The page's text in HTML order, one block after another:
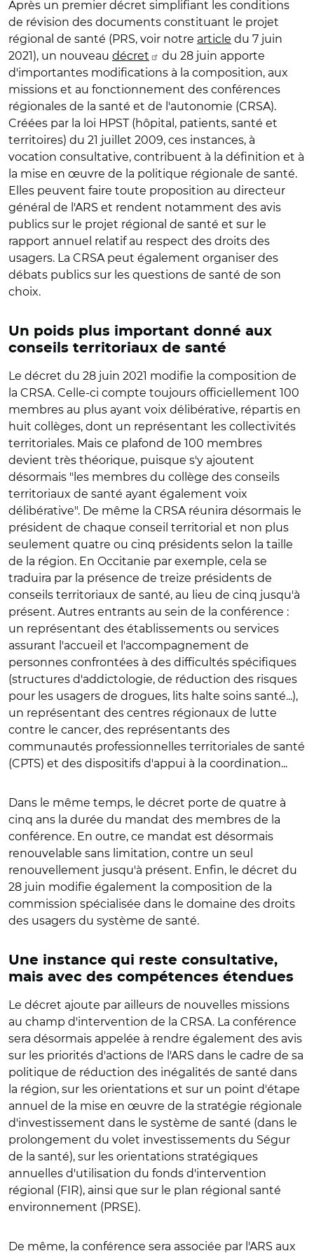
Après un premier décret simplifiant les conditions
de révision des documents constituant le projet
régional de santé (PRS, voir notre article du 7 juin
2021), un nouveau décret
du 28 juin apporte
d'importantes modifications à la composition, aux
missions et au fonctionnement des conférences
régionales de la santé et de l'autonomie (CRSA).
Créées par la loi HPST (hôpital, patients, santé et
territoires) du 21 juillet 2009, ces instances, à
vocation consultative, contribuent à la définition et à
la mise en œuvre de la politique régionale de santé.
Elles peuvent faire toute proposition au directeur
général de l'ARS et rendent notamment des avis
publics sur le projet régional de santé et sur le
rapport annuel relatif au respect des droits des
usagers. La CRSA peut également organiser des
débats publics sur les questions de santé de son
choix.
Un poids plus important donné aux
conseils territoriaux de santé
Le décret du 28 juin 2021 modifie la composition de
la CRSA. Celle-ci compte toujours officiellement 100
membres au plus ayant voix délibérative, répartis en
huit collèges, dont un représentant les collectivités
territoriales. Mais ce plafond de 100 membres
devient très théorique, puisque s'y ajoutent
désormais "les membres du collège des conseils
territoriaux de santé ayant également voix
délibérative". De même la CRSA réunira désormais le
président de chaque conseil territorial et non plus
seulement quatre ou cinq présidents selon la taille
de la région. En Occitanie par exemple, cela se
traduira par la présence de treize présidents de
conseils territoriaux de santé, au lieu de cinq jusqu'à
présent. Autres entrants au sein de la conférence :
un représentant des établissements ou services
assurant l'accueil et l'accompagnement de
personnes confrontées à des difficultés spécifiques
(structures d'addictologie, de réduction des risques
pour les usagers de drogues, lits halte soins santé...),
un représentant des centres régionaux de lutte
contre le cancer, des représentants des
communautés professionnelles territoriales de santé
(CPTS) et des dispositifs d'appui à la coordination...
Dans le même temps, le décret porte de quatre à
cinq ans la durée du mandat des membres de la
conférence. En outre, ce mandat est désormais
renouvelable sans limitation, contre un seul
renouvellement jusqu'à présent. Enfin, le décret du
28 juin modifie également la composition de la
commission spécialisée dans le domaine des droits
des usagers du système de santé.
Une instance qui reste consultative,
mais avec des compétences étendues
Le décret ajoute par ailleurs de nouvelles missions
au champ d'intervention de la CRSA. La conférence
sera désormais appelée à rendre également des avis
sur les priorités d'actions de l'ARS dans le cadre de sa
politique de réduction des inégalités de santé dans
la région, sur les orientations et sur un point d'étape
annuel de la mise en œuvre de la stratégie régionale
d'investissement dans le système de santé (dans le
prolongement du volet investissements du Ségur
de la santé), sur les orientations stratégiques
annuelles d'utilisation du fonds d'intervention
régional (FIR), ainsi que sur le plan régional santé
environnement (PRSE).
De même, la conférence sera associée par l'ARS aux